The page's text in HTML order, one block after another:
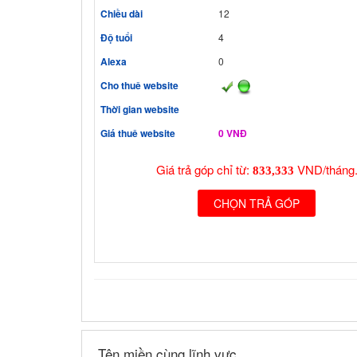
Chiều dài 12
Độ tuổi 4
Alexa 0
Cho thuê website
Thời gian website
Giá thuê website
0 VNĐ
Giá trả góp chỉ từ: 833,333 VND/tháng.
CHỌN TRẢ GÓP